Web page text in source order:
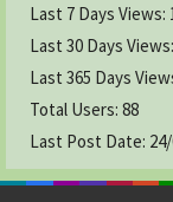
Last 7 Days Views:
Last 30 Days Views:
Last 365 Days
Total Users: 88
Last Post Date: